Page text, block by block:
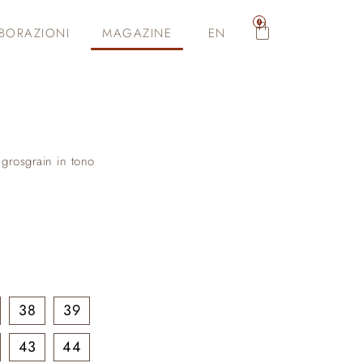
MAGAZINE EN
0
in tono
38
39
43
44